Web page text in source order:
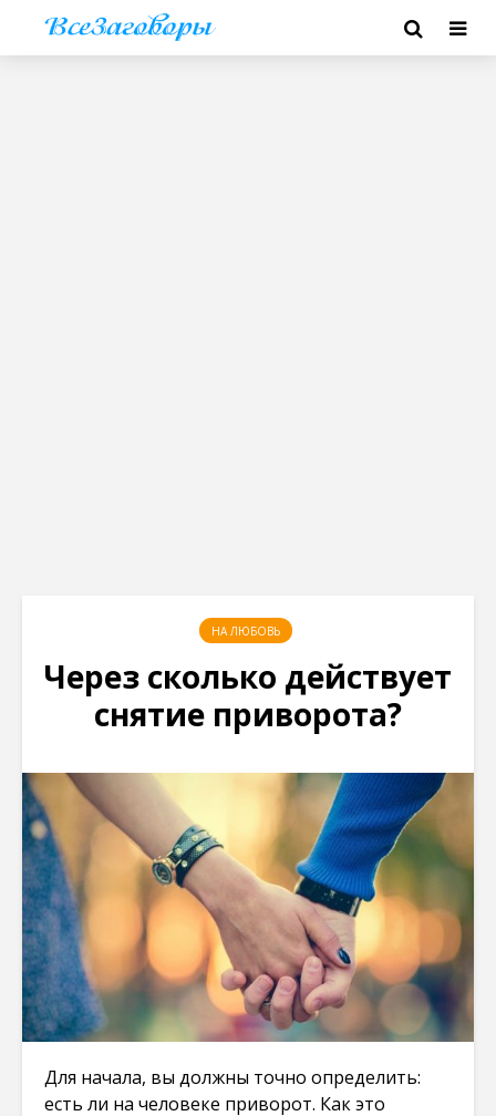
НА ЛЮБОВЬ
Через сколько действует
снятие приворота?
Для начала, вы должны точно определить:
есть ли на человеке приворот. Как это